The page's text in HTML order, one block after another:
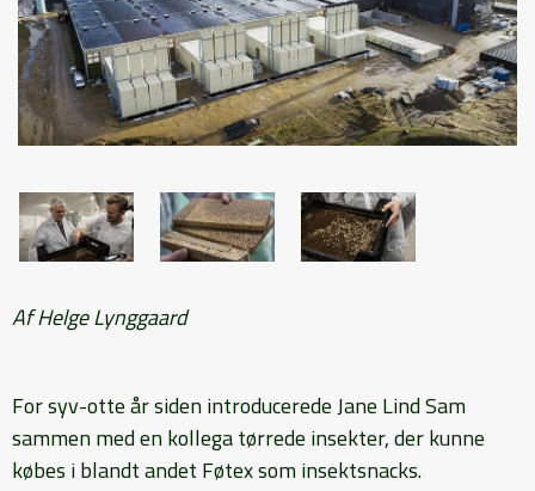
Af Helge Lynggaard
For syv-otte år siden introducerede Jane Lind Sam
sammen med en kollega tørrede insekter, der kunne
købes i blandt andet Føtex som insektsnacks.